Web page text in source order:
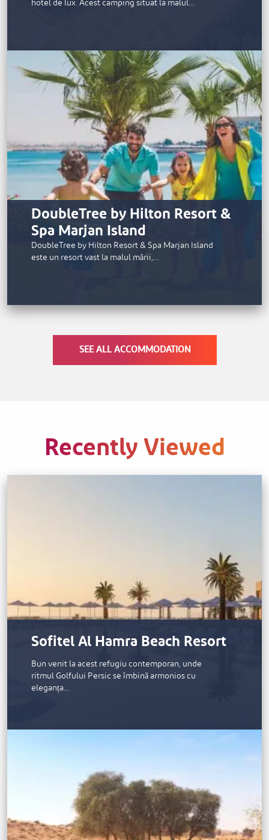
DoubleTree by Hilton Resort &
Spa Marjan Island
DoubleTree by Hilton Resort & Spa Marjan Island
este un resort vast la malul mării,…
SEE ALL ACCOMMODATION
Recently Viewed
Sofitel Al Hamra Beach Resort
Bun venit la acest refugiu contemporan, unde
ritmul Golfului Persic se îmbină armonios cu
eleganța…